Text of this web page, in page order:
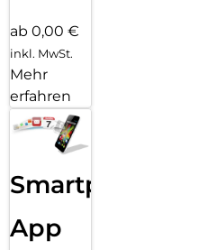
ab 0,00 €
inkl. MwSt.
Mehr
erfahren
Smartphone
App